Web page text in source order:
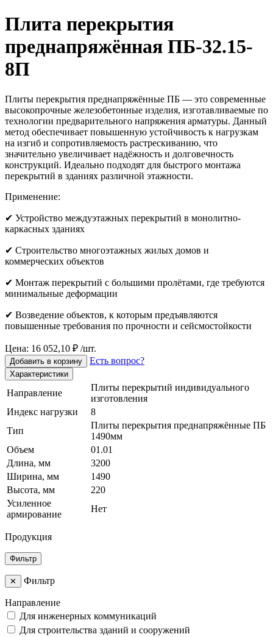
Плита перекрытия
преднапряжённая ПБ-32.15-
8П
Плиты перекрытия преднапряжённые ПБ — это современные
высокопрочные железобетонные изделия, изготавливаемые по
технологии предварительного напряжения арматуры. Данный
метод обеспечивает повышенную устойчивость к нагрузкам
на изгиб и сопротивляемость растрескиванию, что
значительно увеличивает надёжность и долговечность
конструкций. Идеально подходят для быстрого монтажа
перекрытий в зданиях различной этажности.
Применение:
✔ Устройство междуэтажных перекрытий в монолитно-
каркасных зданиях
✔ Строительство многоэтажных жилых домов и
коммерческих объектов
✔ Монтаж перекрытий с большими пролётами, где требуются
минимальные деформации
✔ Возведение объектов, к которым предъявляются
повышенные требования по прочности и сейсмостойкости
Цена: 16 052,10 ₽ /шт.
Добавить в корзину Есть вопрос?
Характеристики
Направление
Плиты перекрытий индивидуального
изготовления
Индекс нагрузки
8
Тип
Плиты перекрытия преднапряжённые ПБ
1490мм
Объем
01.01
Длина, мм
3200
Ширина, мм
1490
Высота, мм
220
Усиленное
армирование
Нет
Продукция
Фильтр
✕ Фильтр
Направление
Для инженерных коммуникаций
Для строительства зданий и сооружений